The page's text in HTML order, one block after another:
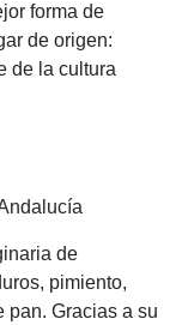
forma de
de origen:
de la cultura
de
pimiento,
pan. Gracias a su